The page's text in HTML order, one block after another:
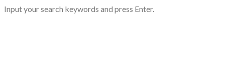
Input your search keywords and press Enter.